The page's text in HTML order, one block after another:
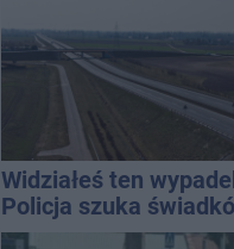
Widziałeś ten
Policja szuka